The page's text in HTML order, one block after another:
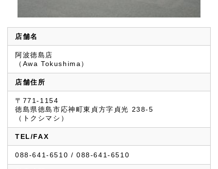
店舗名
阿波徳島店
（Awa Tokushima）
店舗住所
〒771-1154
徳島県徳島市応神町東貞方字貞光 238-5
（トクシマシ）
TEL/FAX
088-641-6510 / 088-641-6510